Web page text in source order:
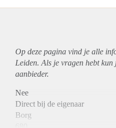
Op deze pagina vind je alle
Leiden. Als je vragen hebt kun
aanbieder.
Nee
Direct bij de eigenaar
Borg